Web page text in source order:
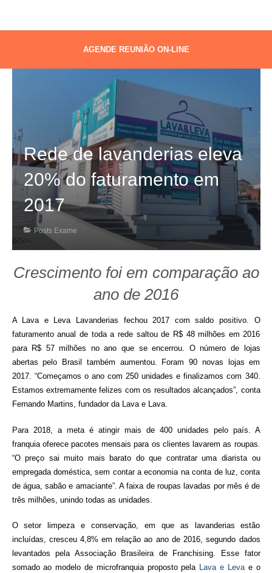
AGENDE REUNIÃO ON-LINE
Rede de lavanderias eleva
20% do faturamento em
2017
Posts Exame
Crescimento foi em comparação ao
ano de 2016
A Lava e Leva Lavanderias fechou 2017 com saldo positivo. O
faturamento anual de toda a rede saltou de R$ 48 milhões em 2016
para R$ 57 milhões no ano que se encerrou. O número de lojas
abertas pelo Brasil também aumentou. Foram 90 novas lojas em
2017. “Começamos o ano com 250 unidades e finalizamos com 340.
Estamos extremamente felizes com os resultados alcançados”, conta
Fernando Martins, fundador da Lava e Lava.
Para 2018, a meta é atingir mais de 400 unidades pelo país. A
franquia oferece pacotes mensais para os clientes lavarem as roupas.
“O preço sai muito mais barato do que contratar uma diarista ou
empregada doméstica, sem contar a economia na conta de luz, conta
de água, sabão e amaciante”. A faixa de roupas lavadas por mês é de
três milhões, unindo todas as unidades.
O setor limpeza e conservação, em que as lavanderias estão
incluídas, cresceu 4,8% em relação ao ano de 2016, segundo dados
levantados pela Associação Brasileira de Franchising. Esse fator
somado ao modelo de microfranquia proposto pela Lava e Levae o